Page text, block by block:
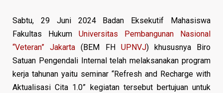
Sabtu, 29 Juni 2024 Badan Eksekutif Mahasiswa
Fakultas Hukum Universitas Pembangunan Nasional
“Veteran” Jakarta (BEM FH UPNVJ) khususnya Biro
Satuan Pengendali Internal telah melaksanakan program
kerja tahunan yaitu seminar “Refresh and Recharge with
Aktualisasi Cita 1.0” kegiatan tersebut bertujuan untuk